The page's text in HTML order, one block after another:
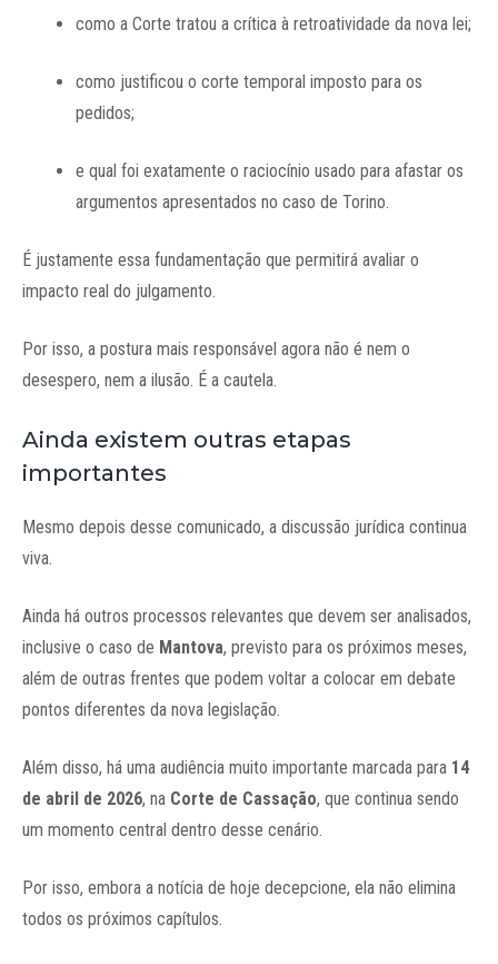
como a Corte tratou a crítica à retroatividade da nova lei;
como justificou o corte temporal imposto para os
pedidos;
e qual foi exatamente o raciocínio usado para afastar os
argumentos apresentados no caso de Torino.
É justamente essa fundamentação que permitirá avaliar o
impacto real do julgamento.
Por isso, a postura mais responsável agora não é nem o
desespero, nem a ilusão. É a cautela.
Ainda existem outras etapas
importantes
Mesmo depois desse comunicado, a discussão jurídica continua
viva.
Ainda há outros processos relevantes que devem ser analisados,
inclusive o caso de Mantova, previsto para os próximos meses,
além de outras frentes que podem voltar a colocar em debate
pontos diferentes da nova legislação.
Além disso, há uma audiência muito importante marcada para 14
de abril de 2026, na Corte de Cassação, que continua sendo
um momento central dentro desse cenário.
Por isso, embora a notícia de hoje decepcione, ela não elimina
todos os próximos capítulos.